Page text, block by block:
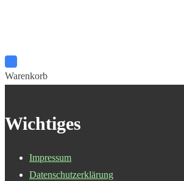
Warenkorb
Wichtiges
Impressum
Datenschutzerklärung